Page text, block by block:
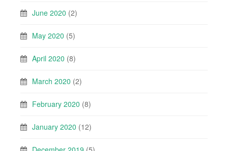
June 2020 (2)
May 2020 (5)
April 2020 (8)
March 2020 (2)
February 2020 (8)
January 2020 (12)